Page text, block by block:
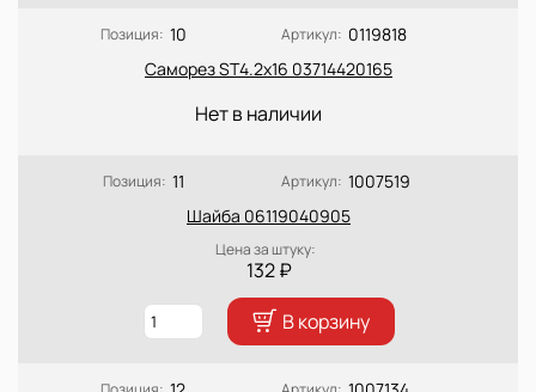
Позиция: 10 Артикул: 0119818
Саморез ST4.2x16 03714420165
Нет в наличии
Позиция: 11 Артикул: 1007519
Шайба 06119040905
Цена за штуку:
132 ₽
В корзину